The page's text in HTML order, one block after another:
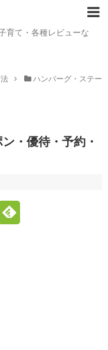
育て・各種レビューな
ハンバーグ・ステー
・優待・予約・